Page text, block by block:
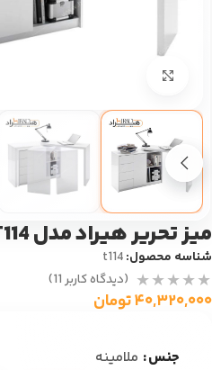
میز تحریر هیراد مدل T114
شناسه محصول:t114
(دیدگاه کاربر11
)
۴۰,۳۲۰,۰۰۰تومان
جنس ملامینه